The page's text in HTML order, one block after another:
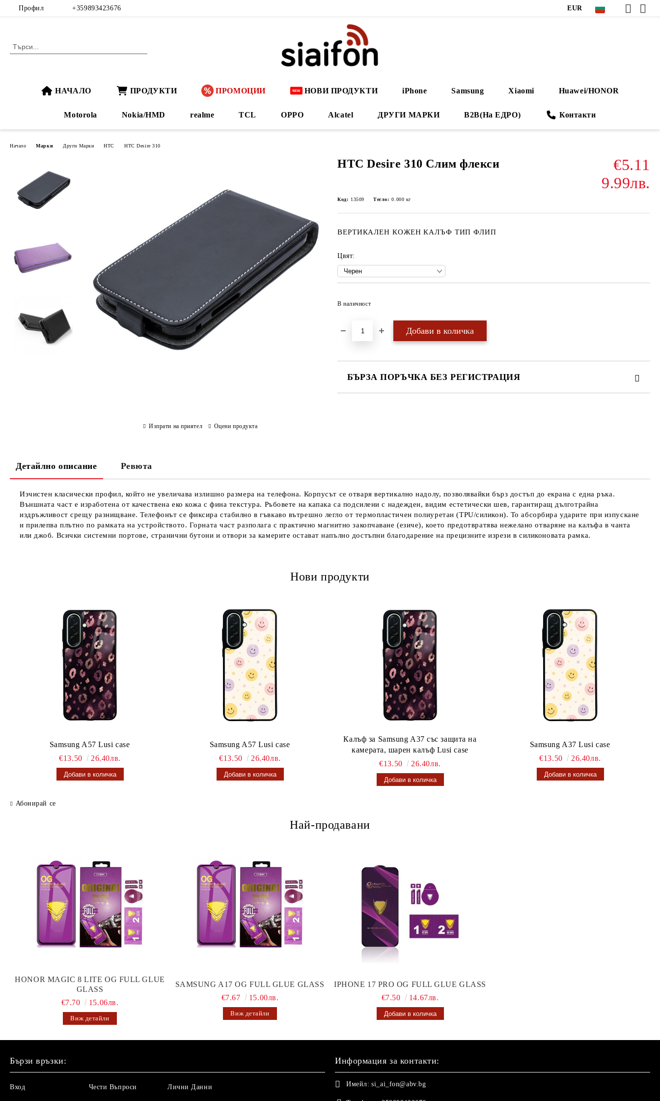
Профил +359893423676 EUR
НАЧАЛО ПРОДУКТИ ПРОМОЦИИ НОВИ ПРОДУКТИ iPhone Samsung Xiaomi Huawei/HONOR
Motorola Nokia/HMD realme TCL OPPO Alcatel ДРУГИ МАРКИ B2B(На ЕДРО) Контакти
Начало Марки Други Марки HTC HTC Desire 310
HTC Desire 310 Слим флекси
€5.11
9.99лв.
Код: 13509 Тегло: 0.000 кг
ВЕРТИКАЛЕН КОЖЕН КАЛЪФ ТИП ФЛИП
Цвят:
В наличност
БЪРЗА ПОРЪЧКА БЕЗ РЕГИСТРАЦИЯ
Изпрати на приятел Оцени продукта
Детайлно описание Ревюта
Изчистен класически профил, който не увеличава излишно размера на телефона. Корпусът се отваря вертикално надолу, позволявайки бърз достъп до екрана с една ръка.
Външната част е изработена от качествена еко кожа с фина текстура. Ръбовете на капака са подсилени с надежден, видим естетически шев, гарантиращ дълготрайна
издръжливост срещу разнищване. Телефонът се фиксира стабилно в гъвкаво вътрешно легло от термопластичен полиуретан (TPU/силикон). То абсорбира ударите при изпускане
и прилепва плътно по рамката на устройството. Горната част разполага с практично магнитно закопчаване (езиче), което предотвратява нежелано отваряне на калъфа в чанта
или джоб. Всички системни портове, странични бутони и отвори за камерите остават напълно достъпни благодарение на прецизните изрези в силиконовата рамка.
Нови продукти
Samsung A57 Lusi case
€13.50
26.40лв.
Samsung A57 Lusi case
€13.50
26.40лв.
Калъф за Samsung A37 със защита на
камерата, шарен калъф Lusi case
€13.50
26.40лв.
Samsung A37 Lusi case
€13.50
26.40лв.
Абонирай се
Най-продавани
HONOR MAGIC 8 LITE OG FULL GLUE
GLASS
€7.70
15.06лв.
Виж детайли
SAMSUNG A17 OG FULL GLUE GLASS
€7.67
15.00лв.
Виж детайли
IPHONE 17 PRO OG FULL GLUE GLASS
€7.50
14.67лв.
Бързи връзки:
Вход Чести Въпроси Лични Данни
Информация за контакти:
Имейл: si_ai_fon@abv.bg